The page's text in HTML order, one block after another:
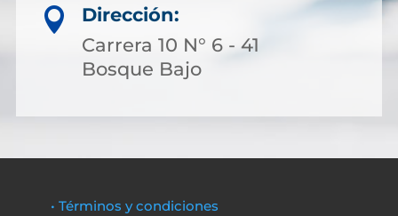

Dirección:
Carrera 10 N° 6 - 41
Bosque Bajo
• Términos y condiciones